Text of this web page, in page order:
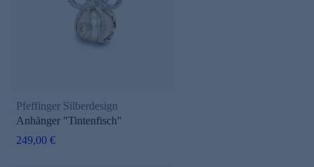
Pfeffinger Silberdesign
Anhänger "Tintenfisch"
249,00 €